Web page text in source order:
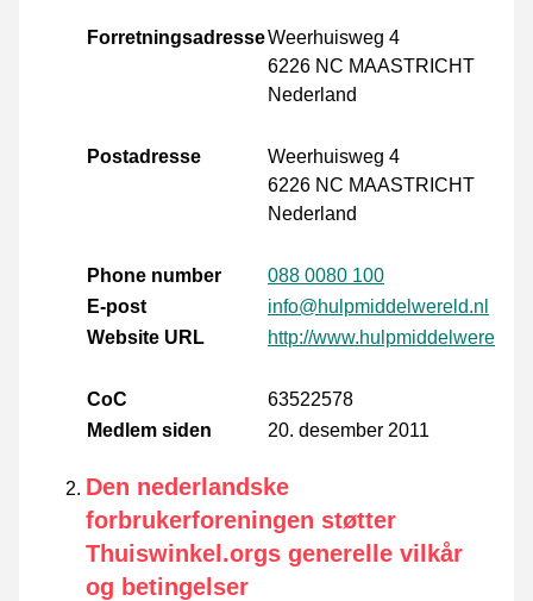
ForretningsadresseWeerhuisweg 4
6226 NC MAASTRICHT
Nederland
Postadresse
Weerhuisweg 4
6226 NC MAASTRICHT
Nederland
Phone number
088 0080 100
E-post
info@hulpmiddelwereld.nl
Website URL
http://www.hulpmiddelwereld.nl
CoC
63522578
Medlem siden
20. desember 2011
Den nederlandske
forbrukerforeningen støtter
Thuiswinkel.orgs generelle vilkår
og betingelser